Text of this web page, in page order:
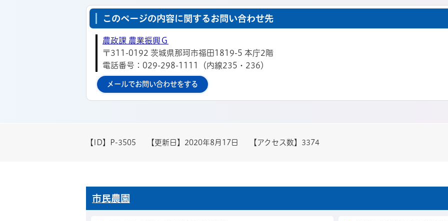
このページの内容に関するお問い合わせ先
農政課 農業振興Ｇ
〒311-0192 茨城県那珂市福田1819-5 本庁2階
電話番号：029-298-1111（内線235・236）
メールでお問い合わせをする
【ID】 P-3505 【更新日】 2020年8月17日 【アクセス数】 3374
市民農園